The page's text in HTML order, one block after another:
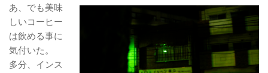
あ、でも美味
しいコーヒー
は飲める事に
気付いた。
多分、インス